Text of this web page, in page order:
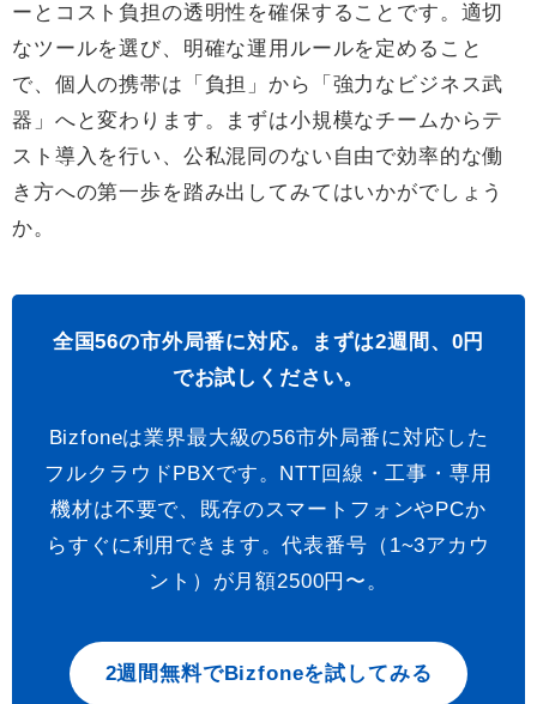
ーとコスト負担の透明性を確保することです。適切
なツールを選び、明確な運用ルールを定めること
で、個人の携帯は「負担」から「強力なビジネス武
器」へと変わります。まずは小規模なチームからテ
スト導入を行い、公私混同のない自由で効率的な働
き方への第一歩を踏み出してみてはいかがでしょう
か。
全国56の市外局番に対応。まずは2週間、0円
でお試しください。
Bizfoneは業界最大級の56市外局番に対応した
フルクラウドPBXです。NTT回線・工事・専用
機材は不要で、既存のスマートフォンやPCか
らすぐに利用できます。代表番号（1~3アカウ
ント）が月額2500円〜。
2週間無料でBizfoneを試してみる